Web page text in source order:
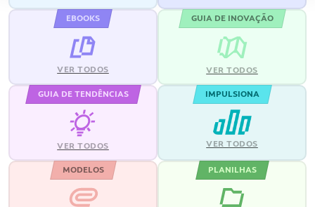
EBOOKS
VER TODOS
GUIA DE INOVAÇÃO
VER TODOS
GUIA DE TENDÊNCIAS
VER TODOS
IMPULSIONA
VER TODOS
MODELOS PLANILHAS